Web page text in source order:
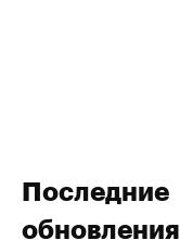
Последние
обновления